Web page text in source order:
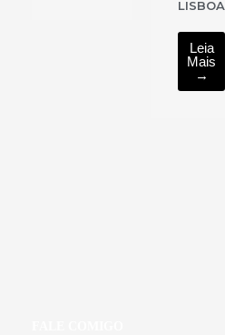
LISBOA
Leia
Mais
→